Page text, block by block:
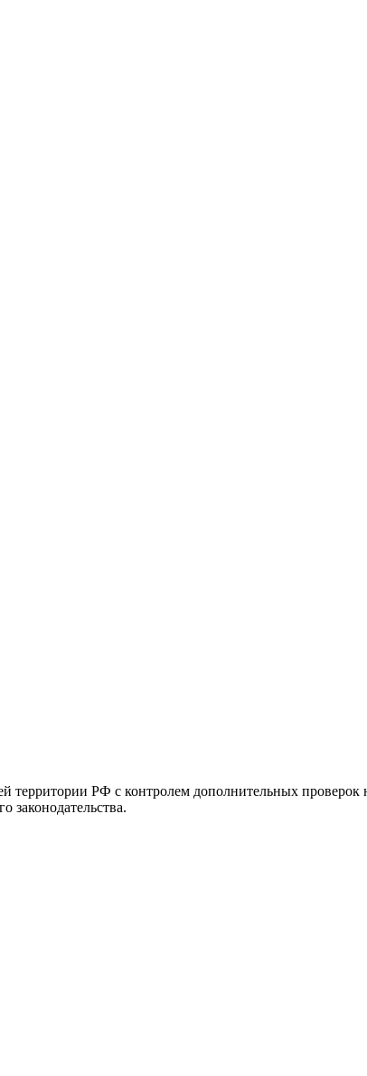
территории РФ с контролем дополнительных проверок
законодательства.